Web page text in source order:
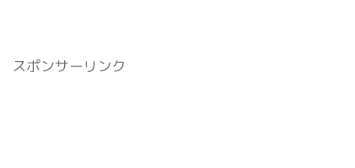
スポンサーリンク